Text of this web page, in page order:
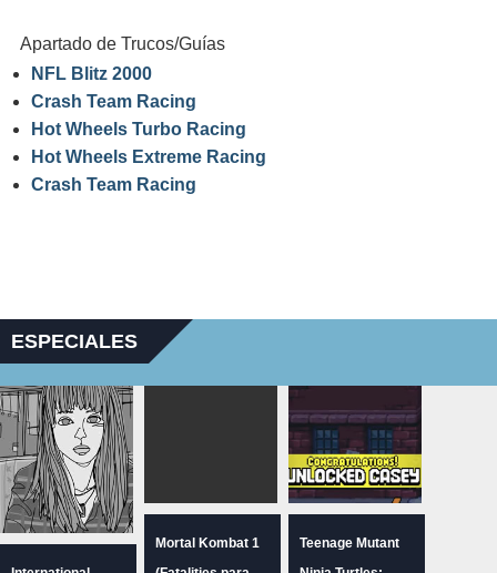
Apartado de Trucos/Guías
NFL Blitz 2000
Crash Team Racing
Hot Wheels Turbo Racing
Hot Wheels Extreme Racing
Crash Team Racing
ESPECIALES
Mortal Kombat 1
Teenage Mutant